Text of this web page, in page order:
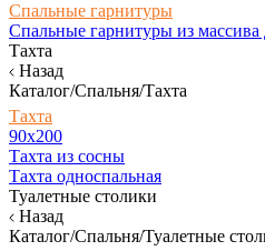
Спальные гарнитуры
Спальные гарнитуры из массива
Тахта
Назад
Каталог/Спальня/Тахта
Тахта
90х200
Тахта из сосны
Тахта односпальная
Туалетные столики
Назад
Каталог/Спальня/Туалетные